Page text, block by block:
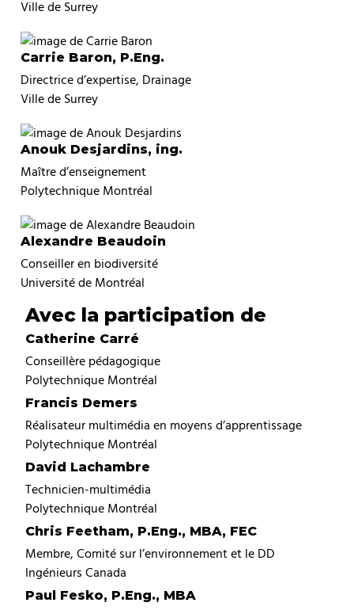
Ville de Surrey
Carrie Baron, P.Eng.
Directrice d’expertise, Drainage
Ville de Surrey
Anouk Desjardins, ing.
Maître d’enseignement
Polytechnique Montréal
Alexandre Beaudoin
Conseiller en biodiversité
Université de Montréal
Avec la participation de
Catherine Carré
Conseillère pédagogique
Polytechnique Montréal
Francis Demers
Réalisateur multimédia en moyens d’apprentissage
Polytechnique Montréal
David Lachambre
Technicien-multimédia
Polytechnique Montréal
Chris Feetham, P.Eng., MBA, FEC
Membre, Comité sur l’environnement et le DD
Ingénieurs Canada
Paul Fesko, P.Eng., MBA